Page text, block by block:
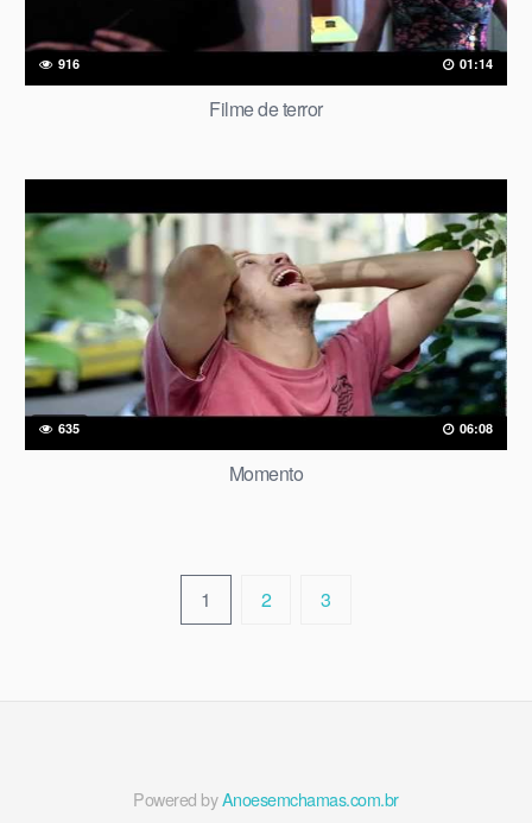
916 01:14
Filme de terror
635 06:08
Momento
1 2 3
Powered byAnoesemchamas.com.br